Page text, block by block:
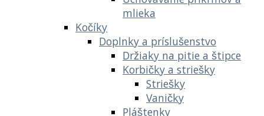
mlieka
Kočíky
Doplnky a príslušenstvo
Držiaky na pitie a štipce
Korbičky a striešky
Striešky
Vaničky
Pláštenky